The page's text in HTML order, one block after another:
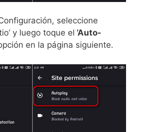
seleccione
y luego toque el ‘Auto-
en la página siguiente.